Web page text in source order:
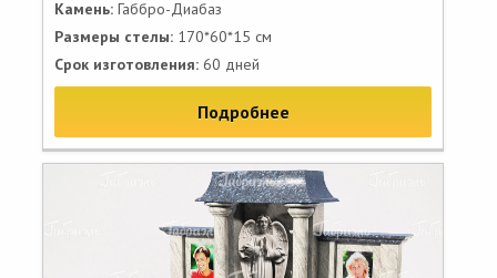
Камень: Габбро-Диабаз
Размеры стелы: 170*60*15 см
Срок изготовления: 60 дней
Подробнее